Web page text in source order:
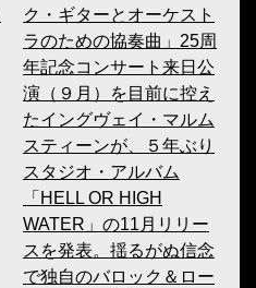
ク・ギターとオーケスト
ラのための協奏曲」25周
年記念コンサート来日公
演（９月）を目前に控え
たイングヴェイ・マルム
スティーンが、５年ぶり
スタジオ・アルバム
「HELL OR HIGH
WATER」の11月リリー
スを発表。揺るがぬ信念
で独自のバロック＆ロー